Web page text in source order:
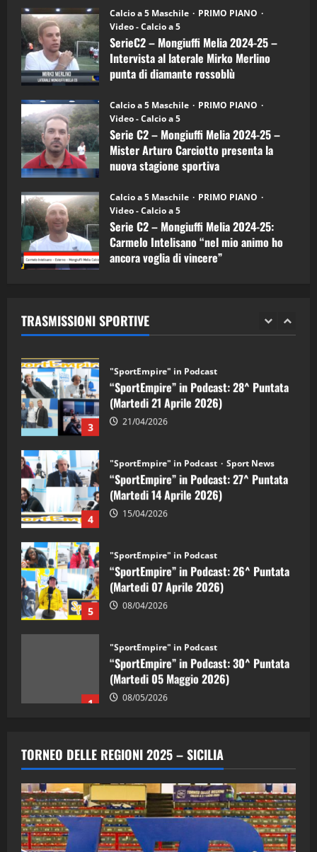
6)
–
Intervista
a
mister
Arturo
Carciotto
(Mongiuffi
Calcio a 5 Maschile
PRIMO PIANO
Video - Calcio a 5
SerieC2 – Mongiuffi Melia 2024-25 –
Intervista al laterale Mirko Merlino
punta di diamante rossoblù
Calcio a 5 Maschile
PRIMO PIANO
Video - Calcio a 5
Serie C2 – Mongiuffi Melia 2024-25 –
Mister Arturo Carciotto presenta la
nuova stagione sportiva
Calcio a 5 Maschile
PRIMO PIANO
Video - Calcio a 5
Serie C2 – Mongiuffi Melia 2024-25:
Carmelo Intelisano “nel mio animo ho
ancora voglia di vincere”
TRASMISSIONI SPORTIVE
4
“SportEmpire” in Podcast: 27^ Puntata
(Martedi 14 Aprile 2026)
15/04/2026
5
“SportEmpire” in Podcast: 26^ Puntata
(Martedi 07 Aprile 2026)
08/04/2026
1
“SportEmpire” in Podcast: 30^ Puntata
(Martedi 05 Maggio 2026)
08/05/2026
2 28/04/2026
3
“SportEmpire” in Podcast: 28^ Puntata
(Martedi 21 Aprile 2026)
4
“SportEmpire” in Podcast: 27^ Puntata
(Martedi 14 Aprile 2026)
5
“SportEmpire” in Podcast: 26^ Puntata
(Martedi 07 Aprile 2026)
1
“SportEmpire” in Podcast: 30^ Puntata
(Martedi 05 Maggio 2026)
2
“SportEmpire” in Podcast: 29^ Puntata
(Martedi 28 Aprile 2026)
28/04/2026
"SportEmpire" in Podcast
“SportEmpire” in Podcast: 28^ Puntata
TORNEO DELLE REGIONI 2025 – SICILIA